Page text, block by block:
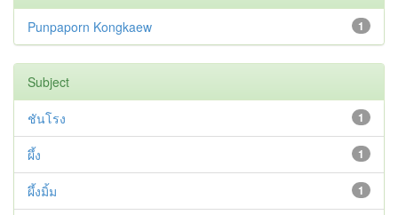
1
Punpaporn Kongkaew
Subject
1
ชันโรง
1
ผึ้ง
1
ผึ้งมิ้ม